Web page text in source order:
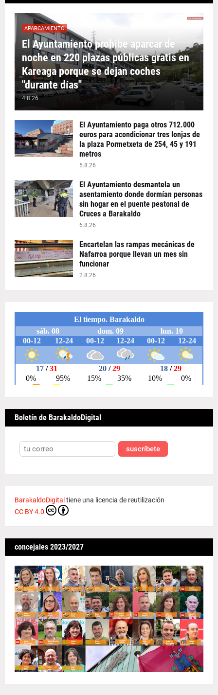
APARCAMIENTO
El Ayuntamiento prohíbe aparcar de
noche en 220 plazas públicas gratis en
Kareaga porque se dejan coches
"durante días"
4.8.26
El Ayuntamiento paga otros 712.000
euros para acondicionar tres lonjas de
la plaza Pormetxeta de 254, 45 y 191
metros
5.8.26
El Ayuntamiento desmantela un
asentamiento donde dormían personas
sin hogar en el puente peatonal de
Cruces a Barakaldo
6.8.26
Encartelan las rampas mecánicas de
Nafarroa porque llevan un mes sin
funcionar
2.8.26
Boletín de BarakaldoDigital
suscríbete
BarakaldoDigital tiene una licencia de reutilización
CC BY 4.0
concejales 2023/2027